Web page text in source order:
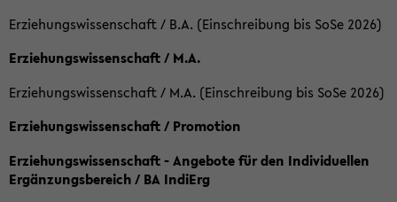
Erziehungswissenschaft / B.A. (Einschreibung bis SoSe 2026)
Erziehungswissenschaft / M.A.
Erziehungswissenschaft / M.A. (Einschreibung bis SoSe 2026)
Erziehungswissenschaft / Promotion
Erziehungswissenschaft - Angebote für den Individuellen
Ergänzungsbereich / BA IndiErg